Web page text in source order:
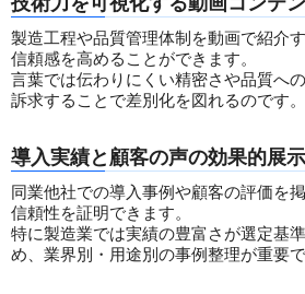
製造工程や品質管理体制を動画で紹介
信頼感を高めることができます。
言葉では伝わりにくい精密さや品質へ
訴求することで差別化を図れるのです。
導入実績と顧客の声の効果的展示
同業他社での導入事例や顧客の評価を
信頼性を証明できます。
特に製造業では実績の豊富さが選定基
め、業界別・用途別の事例整理が重要で